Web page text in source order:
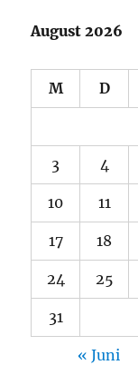
August 2026
M D
3 4
10 11
17 18
24 25
31
« Juni